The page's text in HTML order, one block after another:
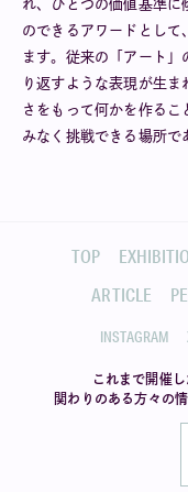
れ、ひとつの価値基準に
のできるアワードとして
ます。従来の「アート」
り返すような表現が生
さをもって何かを作るこ
みなく挑戦できる場所で
TOP
ARTICLE
INSTAGRAM
これまで開催
関わりのある方々の